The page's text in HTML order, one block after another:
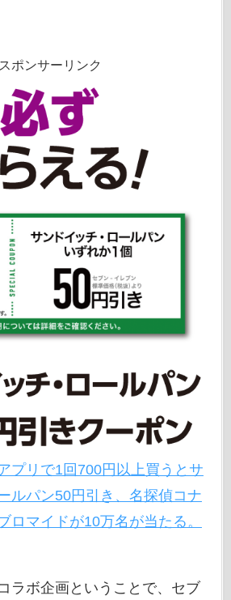
スポンサーリンク
プリで1回700円以上買うとサ
ルパン50円引き、名探偵コナ
ロマイドが10万名が当たる。
ラボ企画ということで、セブ